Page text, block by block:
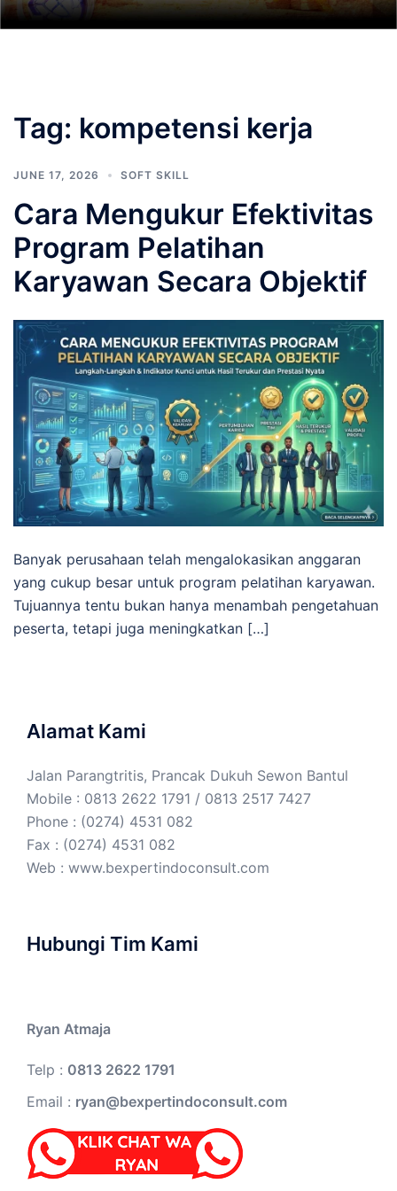
Tag: kompetensi kerja
JUNE 17, 2026 SOFT SKILL
Cara Mengukur Efektivitas
Program Pelatihan
Karyawan Secara Objektif
Banyak perusahaan telah mengalokasikan anggaran
yang cukup besar untuk program pelatihan karyawan.
Tujuannya tentu bukan hanya menambah pengetahuan
peserta, tetapi juga meningkatkan […]
Alamat Kami
Jalan Parangtritis, Prancak Dukuh Sewon Bantul
Mobile : 0813 2622 1791 / 0813 2517 7427
Phone : (0274) 4531 082
Fax : (0274) 4531 082
Web : www.bexpertindoconsult.com
Hubungi Tim Kami
Ryan Atmaja
Telp : 0813 2622 1791
Email : ryan@bexpertindoconsult.com